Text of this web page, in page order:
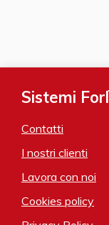
Sistemi
Contatti
I nostri clienti
Lavora con noi
Cookies policy